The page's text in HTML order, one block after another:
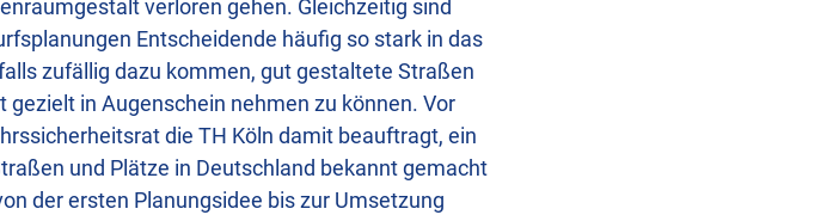
verloren gehen. Gleichzeitig sind
Entscheidende häufig so stark in das
zufällig dazu kommen, gut gestaltete Straßen
in Augenschein nehmen zu können. Vor
die TH Köln damit beauftragt, ein
und Plätze in Deutschland bekannt gemacht
der ersten Planungsidee bis zur Umsetzung